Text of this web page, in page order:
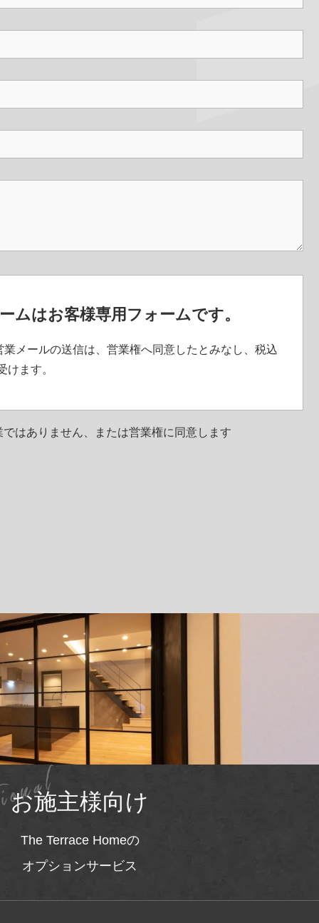
ムはお客様専用フォームです。
メールの送信は、営業権へ同意したとみなし、税込
けます。
ではありません、または営業権に同意します
お施主様向け
The Terrace Homeの
オプションサービス